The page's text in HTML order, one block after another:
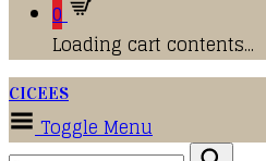
0
Loading cart contents...
CICEES
Toggle Menu